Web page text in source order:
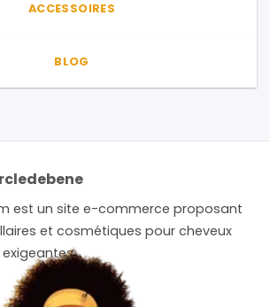
ACCESSOIRES
BLOG
est un site e-commerce proposant
et cosmétiques pour cheveux